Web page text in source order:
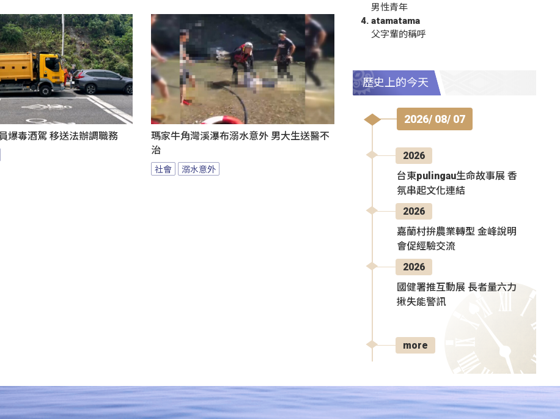
爆毒酒駕 移送法辦調職務
瑪家牛角灣溪瀑布溺水意外 男大生送醫不
治
社會 溺水意外
男性青年
atamatama
父字輩的稱呼
歷史上的今天
2026/ 08/ 07
2026
台東pulingau生命故事展 香
氛串起文化連結
2026
嘉蘭村拚農業轉型 金峰說明
會促經驗交流
2026
國健署推互動展 長者量六力
揪失能警訊
more